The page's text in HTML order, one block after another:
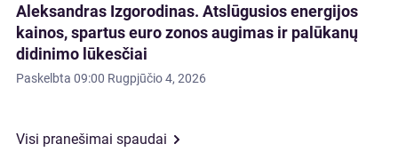
Aleksandras Izgorodinas. Atslūgusios energijos
kainos, spartus euro zonos augimas ir palūkanų
didinimo lūkesčiai
Paskelbta 09:00 Rugpjūčio 4, 2026
Visi pranešimai spaudai